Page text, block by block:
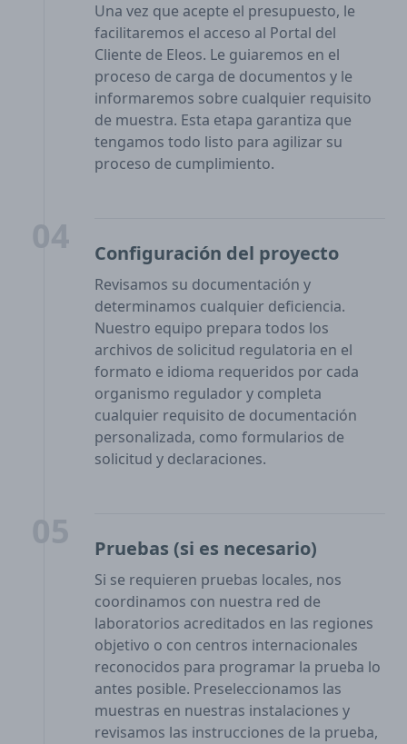
Una vez que acepte el presupuesto, le
facilitaremos el acceso al Portal del
Cliente de Eleos. Le guiaremos en el
proceso de carga de documentos y le
informaremos sobre cualquier requisito
de muestra. Esta etapa garantiza que
tengamos todo listo para agilizar su
proceso de cumplimiento.
Configuración del proyecto
Revisamos su documentación y
determinamos cualquier deficiencia.
Nuestro equipo prepara todos los
archivos de solicitud regulatoria en el
formato e idioma requeridos por cada
organismo regulador y completa
cualquier requisito de documentación
personalizada, como formularios de
solicitud y declaraciones.
Pruebas (si es necesario)
Si se requieren pruebas locales, nos
coordinamos con nuestra red de
laboratorios acreditados en las regiones
objetivo o con centros internacionales
reconocidos para programar la prueba lo
antes posible. Preseleccionamos las
muestras en nuestras instalaciones y
revisamos las instrucciones de la prueba,